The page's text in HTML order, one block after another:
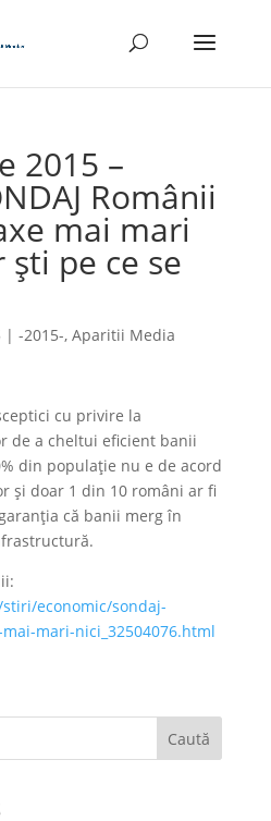
2015 –
Românii
mai mari
şti pe ce se
| -2015-, Aparitii Media
cu privire la
de a cheltui eficient banii
din populaţie nu e de acord
şi doar 1 din 10 români ar fi
că banii merg în
economic/sondaj-
mari-nici_32504076.html
Caută